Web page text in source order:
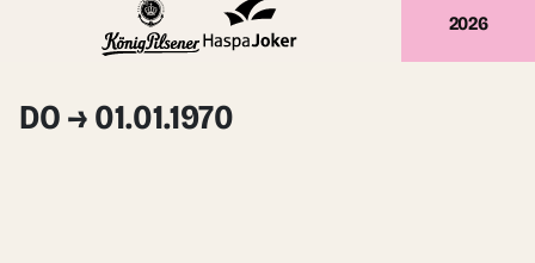
2026
DO → 01.01.1970